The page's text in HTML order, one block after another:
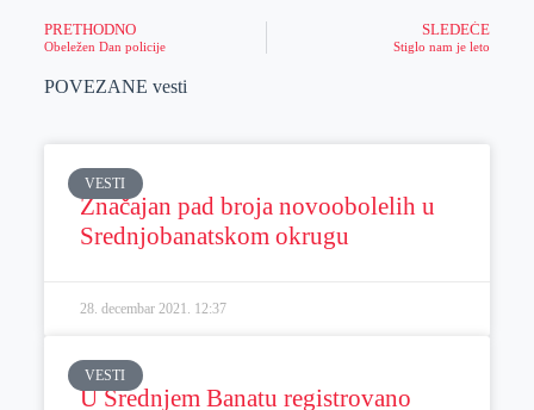
PRETHODNO
Obeležen Dan policije
SLEDEĆE
Stiglo nam je leto
POVEZANE vesti
VESTI
Značajan pad broja novoobolelih u
Srednjobanatskom okrugu
28. decembar 2021. 12:37
VESTI
U Srednjem Banatu registrovano